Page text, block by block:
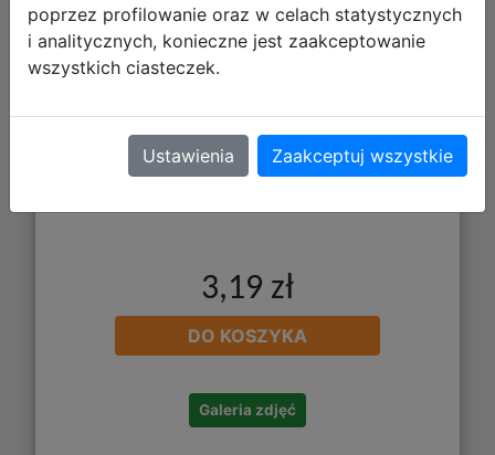
3,19 zł
DO KOSZYKA
Galeria zdjęć
poprzez profilowanie oraz w celach statystycznych
i analitycznych, konieczne jest zaakceptowanie
wszystkich ciasteczek.
Ustawienia Zaakceptuj wszystkie